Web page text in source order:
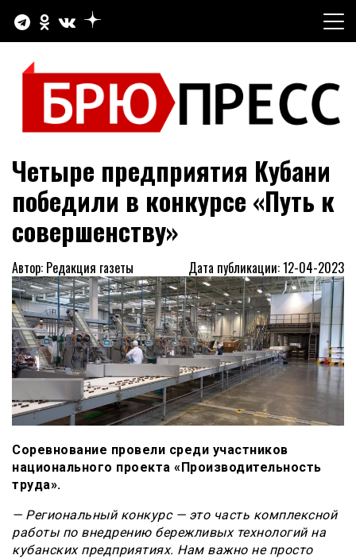
содержимому
БРЮПРЕСС
Официальный сайт газеты "Брюховецкие новости"
Четыре предприятия Кубани
победили в конкурсе «Путь к
совершенству»
Автор: Редакция газеты Дата публикации: 12-04-2023
Соревнование провели среди участников
национального проекта «Производительность
труда».
— Региональный конкурс — это часть комплексной
работы по внедрению бережливых технологий на
кубанских предприятиях. Нам важно не просто